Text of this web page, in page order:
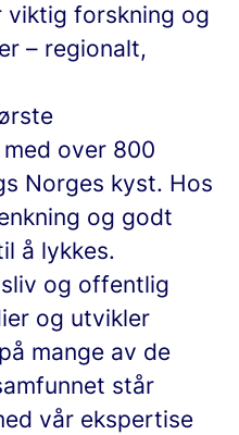
viktig forskning og
– regionalt,
over 800
Norges kyst. Hos
og godt
å lykkes.
og offentlig
og utvikler
mange av de
står
vår ekspertise